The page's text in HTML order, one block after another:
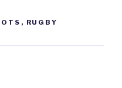
, RUGBY